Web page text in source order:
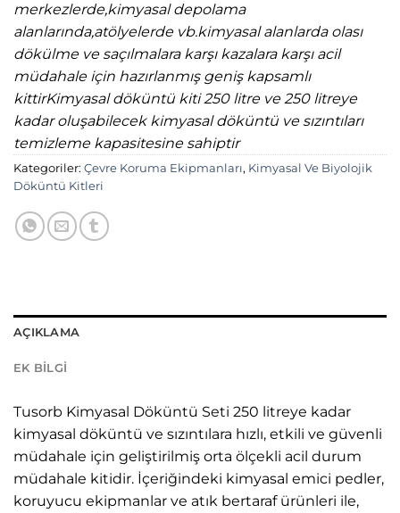
merkezlerde,kimyasal depolama
alanlarında,atölyelerde vb.kimyasal alanlarda olası
dökülme ve saçılmalara karşı kazalara karşı acil
müdahale için hazırlanmış geniş kapsamlı
kittirKimyasal döküntü kiti 250 litre ve 250 litreye
kadar oluşabilecek kimyasal döküntü ve sızıntıları
temizleme kapasitesine sahiptir
Kategoriler: Çevre Koruma Ekipmanları, Kimyasal Ve Biyolojik
Döküntü Kitleri
AÇIKLAMA
EK BILGI
Tusorb Kimyasal Döküntü Seti 250 litreye kadar
kimyasal döküntü ve sızıntılara hızlı, etkili ve güvenli
müdahale için geliştirilmiş orta ölçekli acil durum
müdahale kitidir. İçeriğindeki kimyasal emici pedler,
koruyucu ekipmanlar ve atık bertaraf ürünleri ile,